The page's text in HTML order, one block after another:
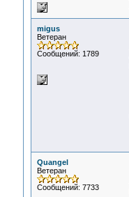
migus
Ветеран
Сообщений: 1789
Quangel
Ветеран
Сообщений: 7733